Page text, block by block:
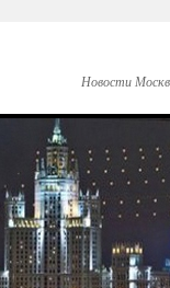
Новости